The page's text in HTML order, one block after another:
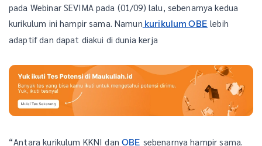
pada Webinar SEVIMA pada (01/09) lalu, sebenarnya kedua
kurikulum ini hampir sama. Namun kurikulum OBE lebih
adaptif dan dapat diakui di dunia kerja
“Antara kurikulum KKNI danOBE sebenarnya hampir sama.